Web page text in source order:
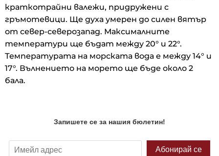
краткотрайни валежи, придружени с
гръмотевици. Ще духа умерен до силен вятър
от север-северозапад. Максималните
температури ще бъдат между 20° и 22°.
Температурата на морската вода е между 14° и
17°. Вълнението на морето ще бъде около 2
бала.